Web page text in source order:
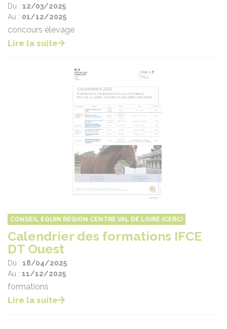
Du : 12/03/2025
Au : 01/12/2025
concours élevage
Lire la suite
CONSEIL EQUIN RÉGION CENTRE VAL DE LOIRE (CERC)
Calendrier des formations IFCE
DT Ouest
Du : 18/04/2025
Au : 11/12/2025
formations
Lire la suite